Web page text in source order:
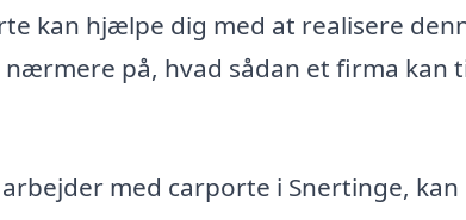
kan hjælpe dig med at realisere
på, hvad sådan et firma kan
med carporte i Snertinge,